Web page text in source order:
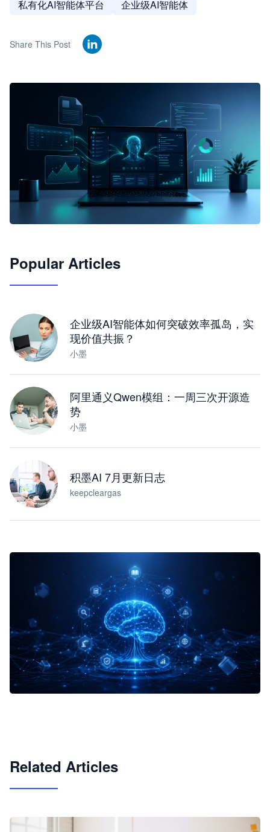
私有化AI智能体平台
企业级AI智能体
Share This Post
JimoClaw 桌面 AI Agent 工作台
Popular Articles
企业级AI智能体如何突破效率孤岛，实
现价值共振？
小墨
阿里通义Qwen模组：一周三次开源造
势
小墨
积墨AI 7月更新日志
keepcleargas
Related Articles